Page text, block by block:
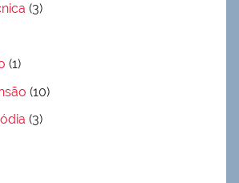
(3)
(1)
(10)
(3)